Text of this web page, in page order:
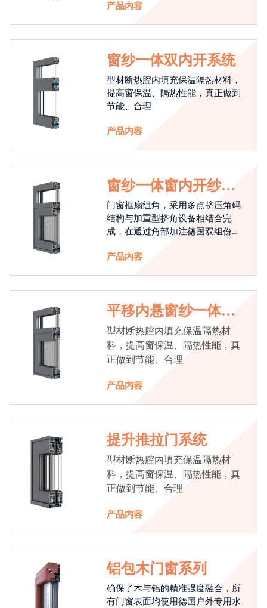
产品内容
窗纱一体双内开系统
型材断热腔内填充保温隔热材料，
提高窗保温、隔热性能，真正做到
节能、合理
产品内容
窗纱一体窗内开纱外
开系统
门窗框扇组角，采用多点挤压角码
结构与加重型挤角设备相结合完
成，在通过角部加注德国双组份胶
强度，促使窗使用寿命提升5-10
产品内容
平移内悬窗纱一体系
统
型材断热腔内填充保温隔热材
料，提高窗保温、隔热性能，真
正做到节能、合理
产品内容
提升推拉门系统
型材断热腔内填充保温隔热材
料，提高窗保温、隔热性能，真
正做到节能、合理
产品内容
铝包木门窗系列
确保了木与铝的精准强度融合，所
有门窗表面均使用德国户外专用水